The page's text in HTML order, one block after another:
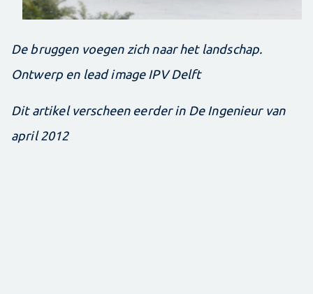
De bruggen voegen zich naar het landschap.
Ontwerp en lead image IPV Delft
​Dit artikel verscheen eerder in De Ingenieur van
april 2012